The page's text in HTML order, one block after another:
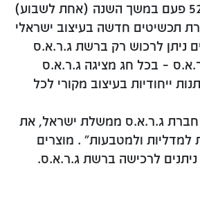
ג.ר.א.ס מחדשת – 52 פעם במשך השנה (אחת לשבוע)
תכשיטים חדשה בעיצוב ישראלי
ניתן לרכוש רק ברשת ג.ר.א.ס
– בכל חג מציגה ג.ר.א.ס
ייחודיות בעיצוב מקורי לכל
רכשה חברת ג.ר.א.ס ממשלת ישראל, את
ולמטבעות" . מוצרים
לרכישה ברשת ג.ר.א.ס.